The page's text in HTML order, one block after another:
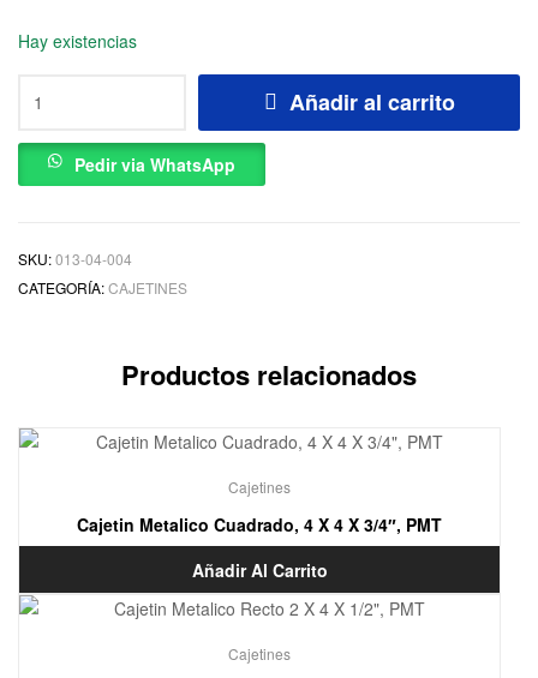
Hay existencias
Añadir al carrito
Pedir via WhatsApp
SKU:013-04-004
CATEGORÍA:CAJETINES
Productos relacionados
Cajetines
Cajetin Metalico Cuadrado, 4 X 4 X 3/4″, PMT
Añadir Al Carrito
Cajetines